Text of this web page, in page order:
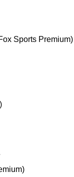
Sports Premium)